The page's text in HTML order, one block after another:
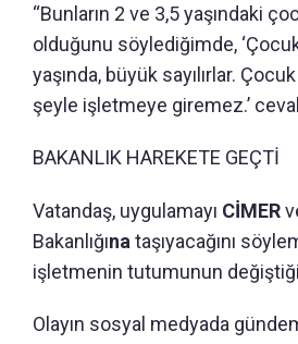
“Bunların 2 ve 3,5 yaşındaki
olduğunu söylediğimde,
yaşında, büyük sayılırlar.
şeyle işletmeye giremez.’
BAKANLIK HAREKETE GEÇTİ
Vatandaş, uygulamayı CİMER
Bakanlığına taşıyacağını
işletmenin tutumunun
Olayın sosyal medyada